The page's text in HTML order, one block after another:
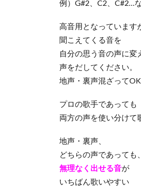
例）G#2、C2、C#2…
高音用となっています
聞こえてくる音を
自分の思う音の声に変
声をだしてください。
地声・裏声混ざってOK
プロの歌手であっても
両方の声を使い分けて
地声・裏声、
どちらの声であっても、
無理なく出せる音が
いちばん歌いやすい